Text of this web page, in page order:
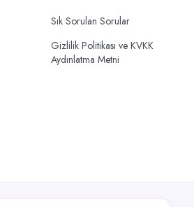
Sık Sorulan Sorular
Gizlilik Politikası ve KVKK
Aydınlatma Metni